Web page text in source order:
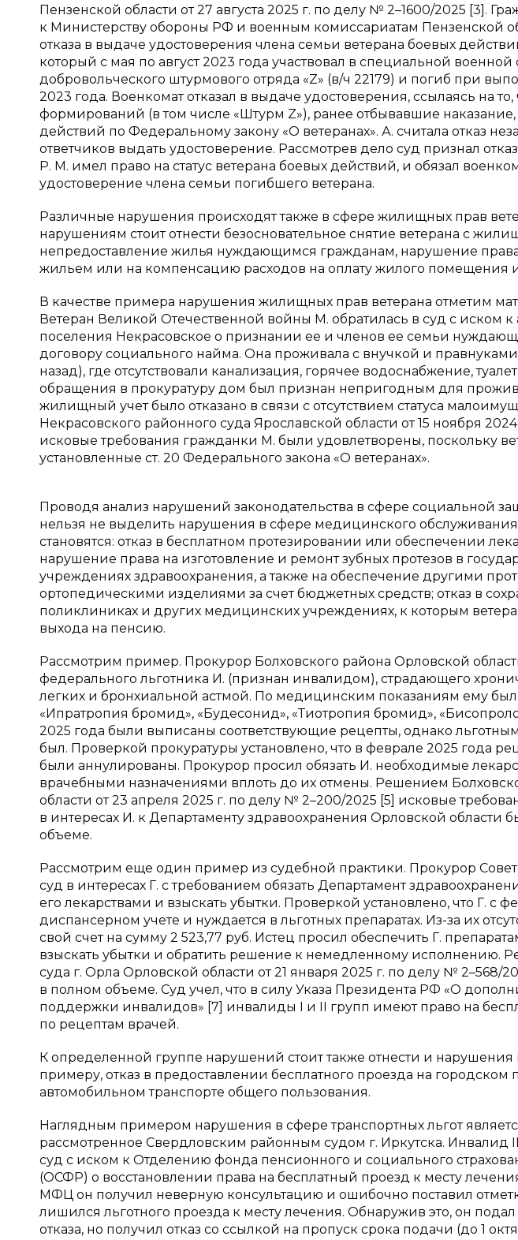
Пензенской области от 27 августа 2025 г. по делу № 2–1600/2025 [3].
к Министерству обороны РФ и военным комиссариатам Пензенской
отказа в выдаче удостоверения члена семьи ветерана боевых
который с мая по август 2023 года участвовал в специальной
добровольческого штурмового отряда «Z» (в/ч 22179) и погиб при
2023 года. Военкомат отказал в выдаче удостоверения, ссылаясь на
формирований (в том числе «Штурм Z»), ранее отбывавшие наказание,
действий по Федеральному закону «О ветеранах». А. считала отказ
ответчиков выдать удостоверение. Рассмотрев дело суд признал
Р. М. имел право на статус ветерана боевых действий, и обязал
удостоверение члена семьи погибшего ветерана.
Различные нарушения происходят также в сфере жилищных прав
нарушениям стоит отнести безосновательное снятие ветерана с
непредоставление жилья нуждающимся гражданам, нарушение
жильем или на компенсацию расходов на оплату жилого помещения
В качестве примера нарушения жилищных прав ветерана отметим
Ветеран Великой Отечественной войны М. обратилась в суд с иском
поселения Некрасовское о признании ее и членов ее семьи
договору социального найма. Она проживала с внучкой и правнуками
назад), где отсутствовали канализация, горячее водоснабжение,
обращения в прокуратуру дом был признан непригодным для
жилищный учет было отказано в связи с отсутствием статуса
Некрасовского районного суда Ярославской области от 15 ноября
исковые требования гражданки М. были удовлетворены, поскольку
установленные ст. 20 Федерального закона «О ветеранах».
Проводя анализ нарушений законодательства в сфере социальной
нельзя не выделить нарушения в сфере медицинского
становятся: отказ в бесплатном протезировании или обеспечении
нарушение права на изготовление и ремонт зубных протезов в
учреждениях здравоохранения, а также на обеспечение другими
ортопедическими изделиями за счет бюджетных средств; отказ в
поликлиниках и других медицинских учреждениях, к которым
выхода на пенсию.
Рассмотрим пример. Прокурор Болховского района Орловской
федерального льготника И. (признан инвалидом), страдающего
легких и бронхиальной астмой. По медицинским показаниям ему
«Ипратропия бромид», «Будесонид», «Тиотропия бромид»,
2025 года были выписаны соответствующие рецепты, однако
был. Проверкой прокуратуры установлено, что в феврале 2025 года
были аннулированы. Прокурор просил обязать И. необходимые
врачебными назначениями вплоть до их отмены. Решением
области от 23 апреля 2025 г. по делу № 2–200/2025 [5] исковые
в интересах И. к Департаменту здравоохранения Орловской области
объеме.
Рассмотрим еще один пример из судебной практики. Прокурор
суд в интересах Г. с требованием обязать Департамент
его лекарствами и взыскать убытки. Проверкой установлено, что Г. с
диспансерном учете и нуждается в льготных препаратах. Из-за их
свой счет на сумму 2 523,77 руб. Истец просил обеспечить Г.
взыскать убытки и обратить решение к немедленному исполнению.
суда г. Орла Орловской области от 21 января 2025 г. по делу № 2–568/
в полном объеме. Суд учел, что в силу Указа Президента РФ «О
поддержки инвалидов» [7] инвалиды I и II групп имеют право на
по рецептам врачей.
К определенной группе нарушений стоит также отнести и нарушения
примеру, отказ в предоставлении бесплатного проезда на городском
автомобильном транспорте общего пользования.
Наглядным примером нарушения в сфере транспортных льгот
рассмотренное Свердловским районным судом г. Иркутска. Инвалид
суд с иском к Отделению фонда пенсионного и социального
(ОСФР) о восстановлении права на бесплатный проезд к месту
МФЦ он получил неверную консультацию и ошибочно поставил
лишился льготного проезда к месту лечения. Обнаружив это, он
отказа, но получил отказ со ссылкой на пропуск срока подачи (до 1